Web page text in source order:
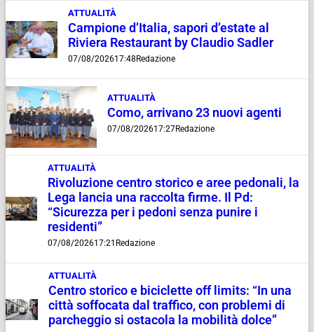
ATTUALITÀ
Campione d’Italia, sapori d’estate al
Riviera Restaurant by Claudio Sadler
07/08/202617:48 Redazione
ATTUALITÀ
Como, arrivano 23 nuovi agenti
07/08/202617:27Redazione
ATTUALITÀ
Rivoluzione centro storico e aree pedonali, la
Lega lancia una raccolta firme. Il Pd:
“Sicurezza per i pedoni senza punire i
residenti”
07/08/202617:21 Redazione
ATTUALITÀ
Centro storico e biciclette off limits: “In una
città soffocata dal traffico, con problemi di
parcheggio si ostacola la mobilità dolce”